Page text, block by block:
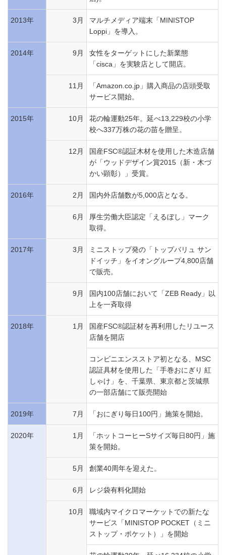
2013年 3月
マルチメディア端末「MINISTOP
Loppi」を導入。
2014年 9月
女性をターゲットにした新業態
「cisca」を実験店として開店。
11月
「Amazon.co.jp」購入商品の店頭受取
サービス開始。
2015年 10月
花の輪運動25年。延べ13,229校の小学
校へ337万株の花の苗を贈呈。
12月
国産FSC®認証木材を使用した木造店舗
が「ウッドデザイン賞2015（新・木づ
かい顕彰）」受賞。
2016年 2月 国内外店舗数が5,000店となる。
6月
厚生労働大臣認定「えるぼし」マーク
取得。
2017年 3月
ミニストップ発の「トップバリュ サン
ドイッチ」をイオングループ4,800店舗
で販売。
9月
国内100店舗において「ZEB Ready」以
上を一斉取得
2018年 1月
国産FSC®認証材を再利用したリユース
店舗を開店
コンビニエンスストア初となる、MSC
認証具材を使用した「手巻おにぎり 紅
しゃけ」を、千葉県、東京都と茨城県
の一部店舗にて販売開始
2019年 7月 「おにぎり毎日100円」施策を開始。
2020年 1月
「ホットコーヒーSサイズ毎日80円」施
策を開始。
5月 創業40周年を迎えた。
6月 レジ袋有料化開始
10月
職域内マイクロマーケットでの新たな
サービス「MINISTOP POCKET（ミニ
ストップ・ポケット）」を開始